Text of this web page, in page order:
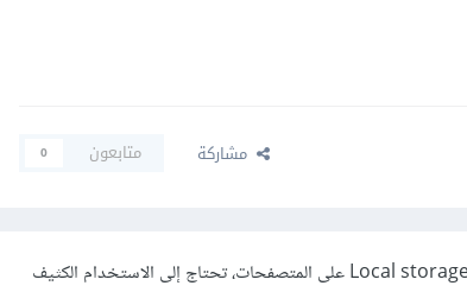
مشاركة متابعون 0
لم تعد الكثير من التطبيقات التي تعمل على الأجهزة المحمولة، مع تقدم تقنيات مثل التخزين المحلّي Local storage على المتصفحات، تحتاج إلى الاستخدام الكثيف